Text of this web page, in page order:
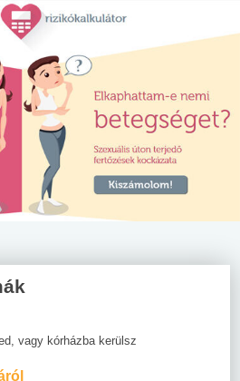
vagy kórházba kerülsz